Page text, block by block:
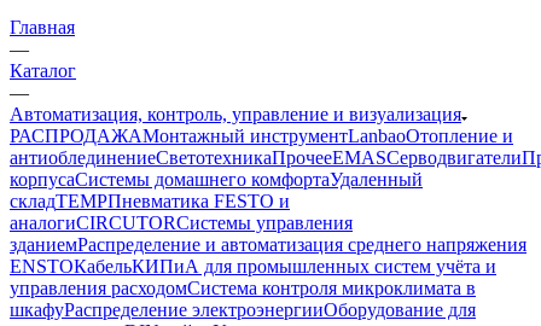
Главная
—
Каталог
—
Автоматизация, контроль, управление и визуализация
РАСПРОДАЖАМонтажный инструментLanbaoОтопление и
антиоблединениеСветотехникаПрочееEMASCерводвигатели
корпусаСистемы домашнего комфортаУдаленный
складTEMPПневматика FESTO и
аналогиCIRCUTORСистемы управления
зданиемРаспределение и автоматизация среднего напряжения
ENSTOКабельКИПиА для промышленных систем учёта и
управления расходомСистема контроля микроклимата в
шкафуРаспределение электроэнергииОборудование для